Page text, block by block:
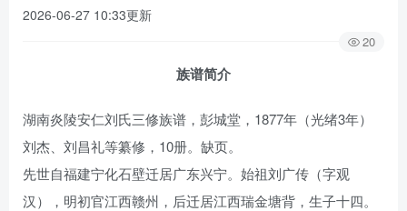
2026-06-27 10:33更新
20
族谱简介
湖南炎陵安仁刘氏三修族谱，彭城堂，1877年（光绪3年）
刘杰、刘昌礼等纂修，10册。缺页。
先世自福建宁化石壁迁居广东兴宁。始祖刘广传（字观
汉），明初官江西赣州，后迁居江西瑞金塘背，生子十四。